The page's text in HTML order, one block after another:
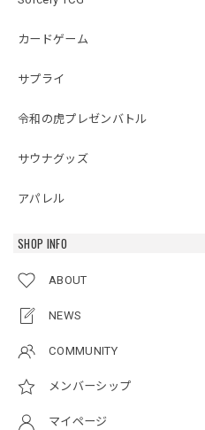
カードゲーム
サプライ
令和の虎プレゼンバトル
サウナグッズ
アパレル
SHOP INFO
ABOUT
NEWS
COMMUNITY
メンバーシップ
マイページ